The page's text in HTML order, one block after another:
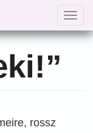
rossz